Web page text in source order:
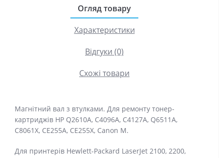
Огляд товару
Характеристики
Відгуки (0)
Схожі товари
Магнітний вал з втулками. Для ремонту тонер-
картриджів HP Q2610A, C4096A, C4127A, Q6511A,
C8061X, CE255A, CE255X, Canon M.
Для принтерів Hewlett-Packard LaserJet 2100, 2200,